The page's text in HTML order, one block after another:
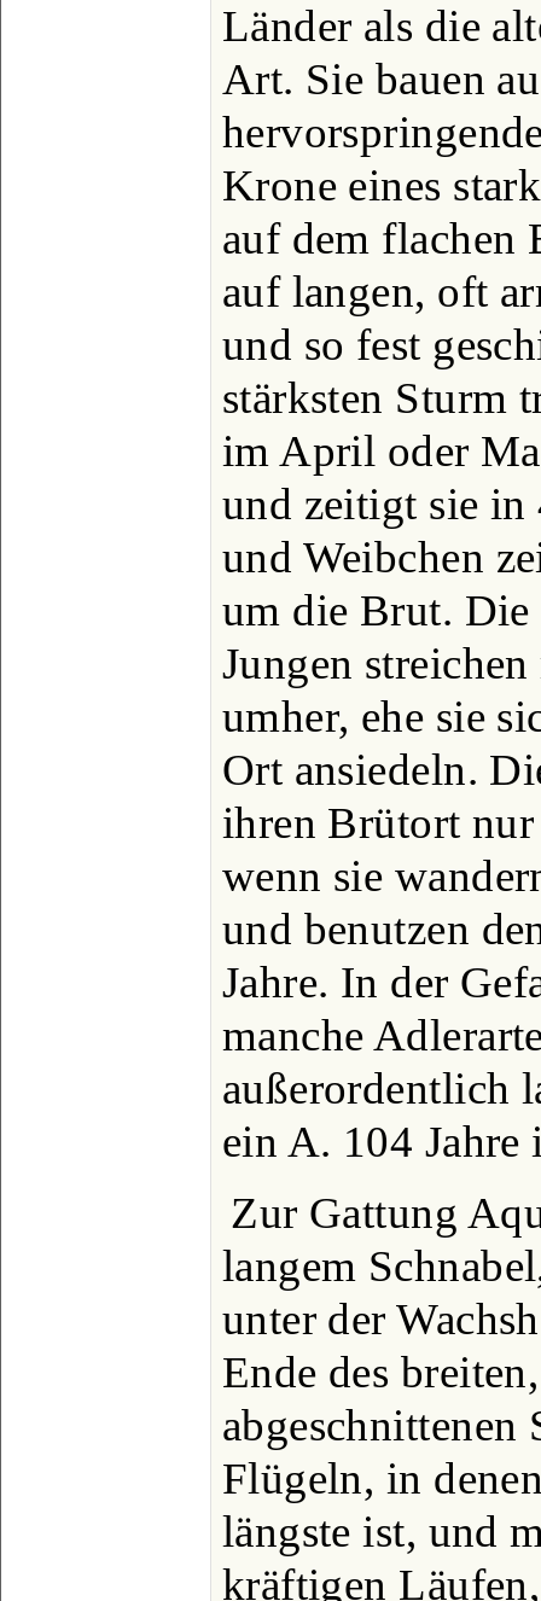
Länder als die
Art. Sie bauen
Krone eines
auf dem flachen
auf langen, oft
und so fest
stärksten Sturm
im April oder
und zeitigt sie in
und Weibchen
um die Brut. Die
Jungen
umher, ehe sie
Ort ansiedeln.
ihren Brütort
wenn sie
und benutzen
Jahre. In der
manche
außerordentlich
ein A. 104
Zur Gattung
langem
unter der
Ende des
abgeschnittenen
Flügeln, in
längste ist, und
kräftigen